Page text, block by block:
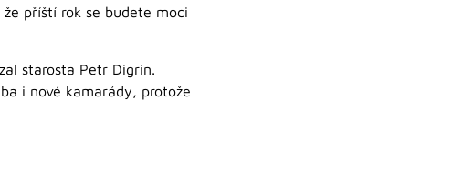
příští rok se budete moci
starosta Petr Digrin.
i nové kamarády, protože